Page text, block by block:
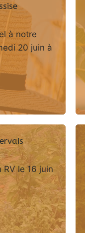
à notre
20 juin à
RV le 16 juin